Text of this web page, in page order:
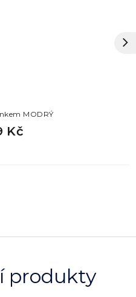
produkty
MODRÝ
Kč